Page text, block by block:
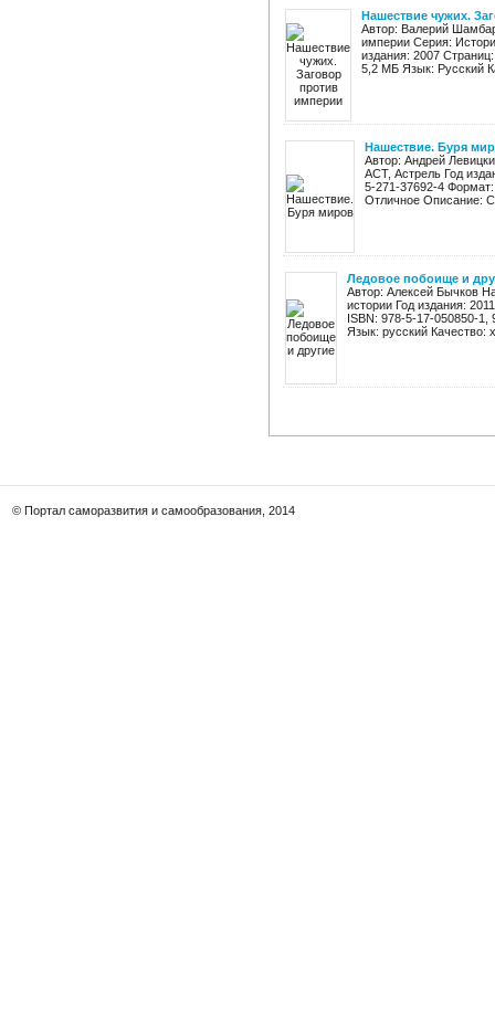
Нашествие чужих.
Автор: Валерий
империи Серия:
издания: 2007
5,2 МБ Язык: Русский
Нашествие. Буря
Автор: Андрей
АСТ, Астрель Год
5-271-37692-4
Отличное Описание:
Ледовое побоище и
Автор: Алексей Бычков
истории Год издания:
ISBN: 978-5-17-050850-
Язык: русский Качество:
© Портал саморазвития и самообразования, 2014